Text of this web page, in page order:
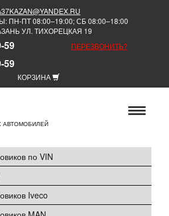
ПН-ПТ 08:00–19:00; СБ 08:00–18:00
УЛ. ТИХОРЕЦКАЯ 19
59
59
ПЕРЕЗВОНИТЬ?
КОРЗИНА
АВТОМОБИЛЕЙ
по VIN
Iveco